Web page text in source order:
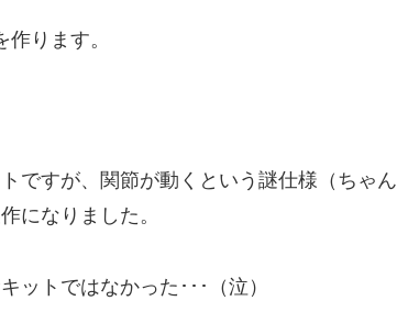
ります。
ですが、関節が動くという謎仕様（ちゃん
になりました。
ットではなかった･･･（泣）